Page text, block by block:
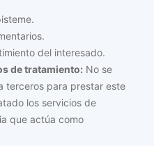
del interesado.
de tratamiento: No se
terceros para prestar este
los servicios de
que actúa como